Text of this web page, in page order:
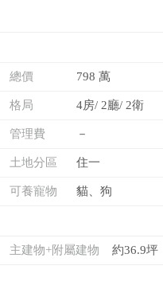
總價 798 萬
格局 4房/ 2廳/ 2衛
管理費 －
土地分區 住一
可養寵物 貓、狗
主建物+附屬建物 約36.9坪